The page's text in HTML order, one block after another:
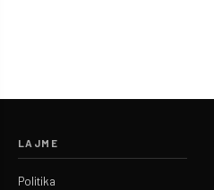
LAJME
Politika